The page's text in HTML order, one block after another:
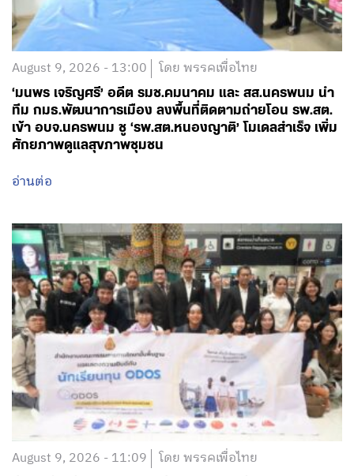
August 9, 2026 - 13:00 โดย พรรคเพื่อไทย
‘มนพร เจริญศรี’ อดีต รมช.คมนาคม และ สส.นครพนม นำ
ทีม กมธ.พัฒนาการเมือง ลงพื้นที่ติดตามถ่ายโอน รพ.สต.
เข้า อบจ.นครพนม ชู ‘รพ.สต.หนองญาติ’ โมเดลสำเร็จ เพิ่ม
ศักยภาพดูแลสุขภาพชุมชน
อ่านต่อ
August 9, 2026 - 11:09 โดย พรรคเพื่อไทย